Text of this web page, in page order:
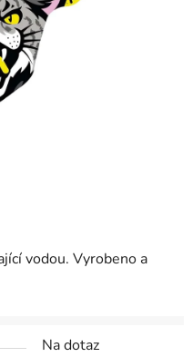
vodou. Vyrobeno a
Na dotaz